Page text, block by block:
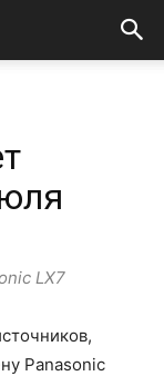
LX7
Panasonic